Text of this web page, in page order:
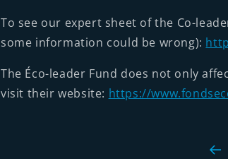
To see our expert sheet of the Co-
some information could be wrong):
The Éco-leader Fund does not only
visit their website: https://